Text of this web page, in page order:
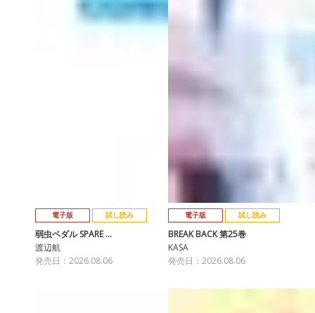
電子版 試し読み
弱虫ペダル SPARE …
渡辺航
発売日：2026.08.06
電子版 試し読み
BREAK BACK 第25巻
KASA
発売日：2026.08.06